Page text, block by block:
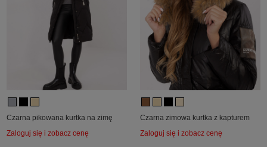
Czarna pikowana kurtka na zimę
Zaloguj się i zobacz cenę
Czarna zimowa kurtka z kapturem
Zaloguj się i zobacz cenę